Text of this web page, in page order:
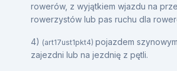
rowerów, z wyjątkiem wjazdu na
rowerzystów lub pas ruchu dla
4) (art17ust1pkt4) pojazdem
zajezdni lub na jezdnię z pętli.